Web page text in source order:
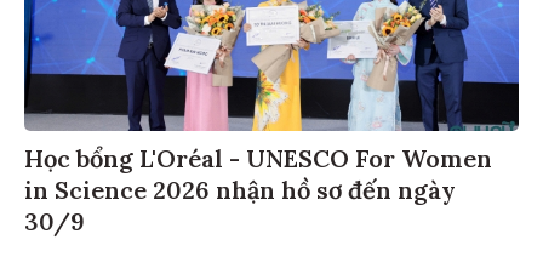
Học bổng L'Oréal - UNESCO For Women
in Science 2026 nhận hồ sơ đến ngày
30/9